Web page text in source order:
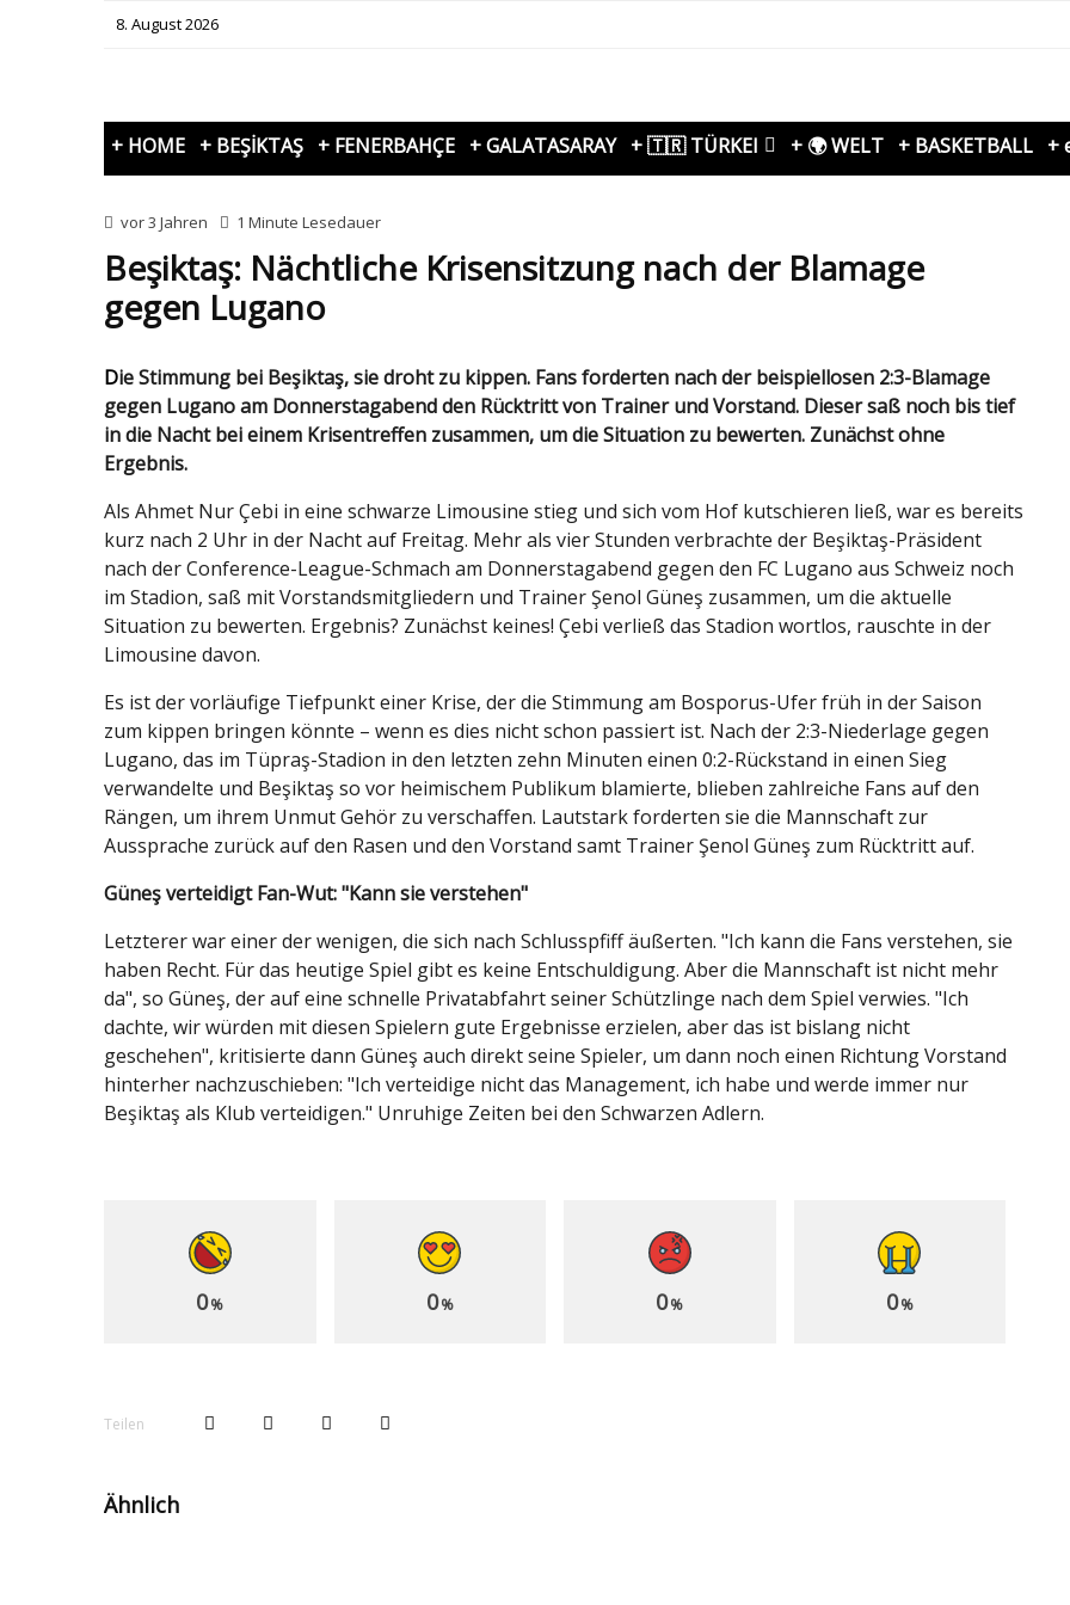
8. August 2026
+ HOME + BEŞİKTAŞ + FENERBAHÇE + GALATASARAY + 🇹🇷 TÜRKEI + 🌍 WELT + BASKETBALL +
vor 3 Jahren 1 Minute Lesedauer
Beşiktaş: Nächtliche Krisensitzung nach der Blamage
gegen Lugano
Die Stimmung bei Beşiktaş, sie droht zu kippen. Fans forderten nach der beispiellosen 2:3-Blamage
gegen Lugano am Donnerstagabend den Rücktritt von Trainer und Vorstand. Dieser saß noch bis tief
in die Nacht bei einem Krisentreffen zusammen, um die Situation zu bewerten. Zunächst ohne
Ergebnis.
Als Ahmet Nur Çebi in eine schwarze Limousine stieg und sich vom Hof kutschieren ließ, war es bereits
kurz nach 2 Uhr in der Nacht auf Freitag. Mehr als vier Stunden verbrachte der Beşiktaş-Präsident
nach der Conference-League-Schmach am Donnerstagabend gegen den FC Lugano aus Schweiz noch
im Stadion, saß mit Vorstandsmitgliedern und Trainer Şenol Güneş zusammen, um die aktuelle
Situation zu bewerten. Ergebnis? Zunächst keines! Çebi verließ das Stadion wortlos, rauschte in der
Limousine davon.
Es ist der vorläufige Tiefpunkt einer Krise, der die Stimmung am Bosporus-Ufer früh in der Saison
zum kippen bringen könnte – wenn es dies nicht schon passiert ist. Nach der 2:3-Niederlage gegen
Lugano, das im Tüpraş-Stadion in den letzten zehn Minuten einen 0:2-Rückstand in einen Sieg
verwandelte und Beşiktaş so vor heimischem Publikum blamierte, blieben zahlreiche Fans auf den
Rängen, um ihrem Unmut Gehör zu verschaffen. Lautstark forderten sie die Mannschaft zur
Aussprache zurück auf den Rasen und den Vorstand samt Trainer Şenol Güneş zum Rücktritt auf.
Güneş verteidigt Fan-Wut: "Kann sie verstehen"
Letzterer war einer der wenigen, die sich nach Schlusspfiff äußerten. "Ich kann die Fans verstehen, sie
haben Recht. Für das heutige Spiel gibt es keine Entschuldigung. Aber die Mannschaft ist nicht mehr
da", so Güneş, der auf eine schnelle Privatabfahrt seiner Schützlinge nach dem Spiel verwies. "Ich
dachte, wir würden mit diesen Spielern gute Ergebnisse erzielen, aber das ist bislang nicht
geschehen", kritisierte dann Güneş auch direkt seine Spieler, um dann noch einen Richtung Vorstand
hinterher nachzuschieben: "Ich verteidige nicht das Management, ich habe und werde immer nur
Beşiktaş als Klub verteidigen." Unruhige Zeiten bei den Schwarzen Adlern.
0% 0% 0% 0%
Teilen
Ähnlich